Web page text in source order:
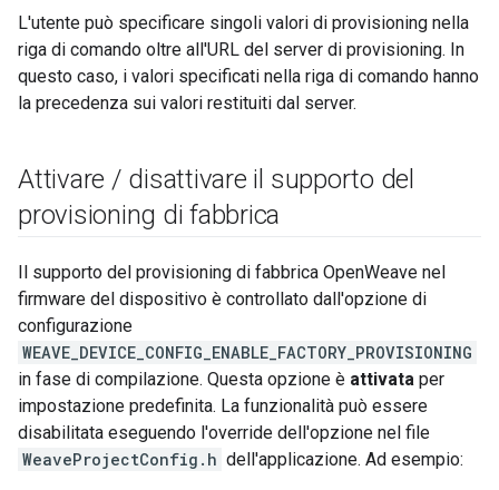
L'utente può specificare singoli valori di provisioning nella
riga di comando oltre all'URL del server di provisioning. In
questo caso, i valori specificati nella riga di comando hanno
la precedenza sui valori restituiti dal server.
Attivare / disattivare il supporto del
provisioning di fabbrica
Il supporto del provisioning di fabbrica OpenWeave nel
firmware del dispositivo è controllato dall'opzione di
configurazione
WEAVE_DEVICE_CONFIG_ENABLE_FACTORY_PROVISIONING
in fase di compilazione. Questa opzione è attivata per
impostazione predefinita. La funzionalità può essere
disabilitata eseguendo l'override dell'opzione nel file
WeaveProjectConfig.h dell'applicazione. Ad esempio: